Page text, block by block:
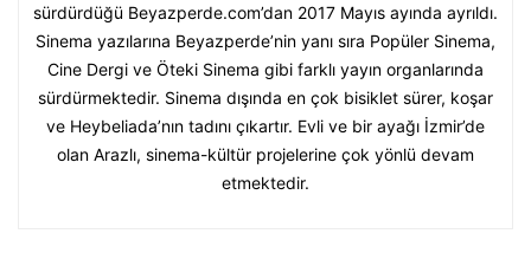
sürdürdüğü Beyazperde.com’dan 2017 Mayıs ayında ayrıldı.
Sinema yazılarına Beyazperde’nin yanı sıra Popüler Sinema,
Cine Dergi ve Öteki Sinema gibi farklı yayın organlarında
sürdürmektedir. Sinema dışında en çok bisiklet sürer, koşar
ve Heybeliada’nın tadını çıkartır. Evli ve bir ayağı İzmir’de
olan Arazlı, sinema-kültür projelerine çok yönlü devam
etmektedir.